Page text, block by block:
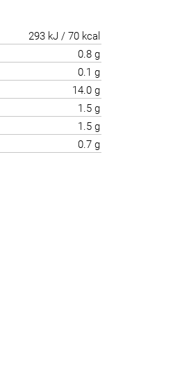
293 kJ / 70 kcal
0.8 g
0.1 g
14.0 g
1.5 g
1.5 g
0.7 g